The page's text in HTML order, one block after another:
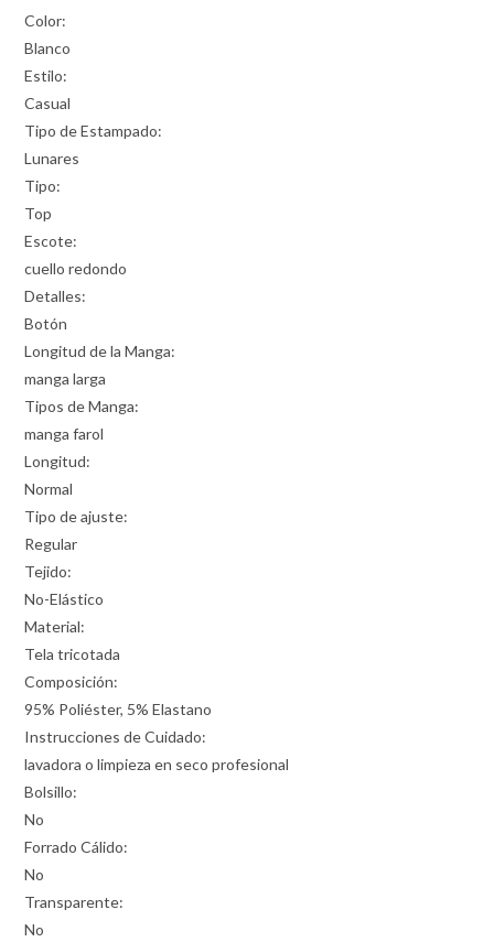
Color:
Blanco
Estilo:
Casual
Tipo de Estampado:
Lunares
Tipo:
Top
Escote:
cuello redondo
Detalles:
Botón
Longitud de la Manga:
manga larga
Tipos de Manga:
manga farol
Longitud:
Normal
Tipo de ajuste:
Regular
Tejido:
No-Elástico
Material:
Tela tricotada
Composición:
95% Poliéster, 5% Elastano
Instrucciones de Cuidado:
lavadora o limpieza en seco profesional
Bolsillo:
No
Forrado Cálido:
No
Transparente:
No